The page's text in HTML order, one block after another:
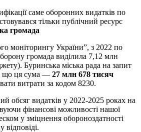
саме оборонних видатків по
тільки публічний ресурс
громада
моніторингу України”, з 2022 по
громада виділила 7,12 млн
Буринська міська рада на запит
що ця сума — 27 млн 678 тисяч
витрати за кодом 8230.
обсяг видатків у 2022-2025 роках на
фінансові можливості нашої
у зміцнення обороноздатності